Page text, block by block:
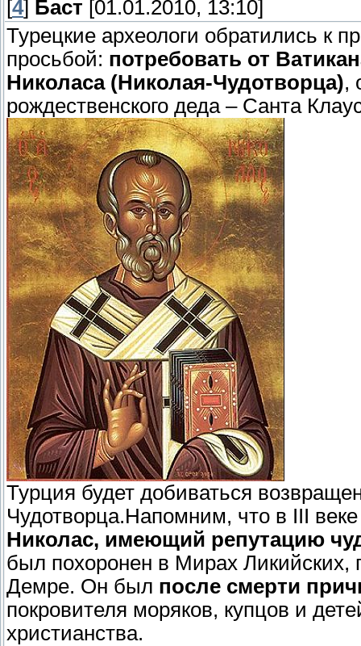
[4] Баст [01.01.2010, 13:10]
Турецкие археологи обратились к
просьбой: потребовать от
Николаса (Николая-Чудотворца),
рождественского деда – Санта
Турция будет добиваться
Чудотворца.Напомним, что в III
Николас, имеющий репутацию
был похоронен в Мирах Ликийских,
Демре. Он был после смерти
покровителя моряков, купцов и
христианства.